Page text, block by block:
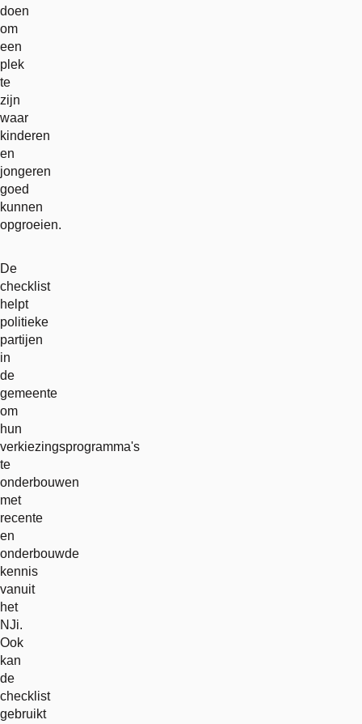
doen
om
een
plek
te
zijn
waar
kinderen
en
jongeren
goed
kunnen
opgroeien.
De
checklist
helpt
politieke
partijen
in
de
gemeente
om
hun
verkiezingsprogramma's
te
onderbouwen
met
recente
en
onderbouwde
kennis
vanuit
het
NJi.
Ook
kan
de
checklist
gebruikt